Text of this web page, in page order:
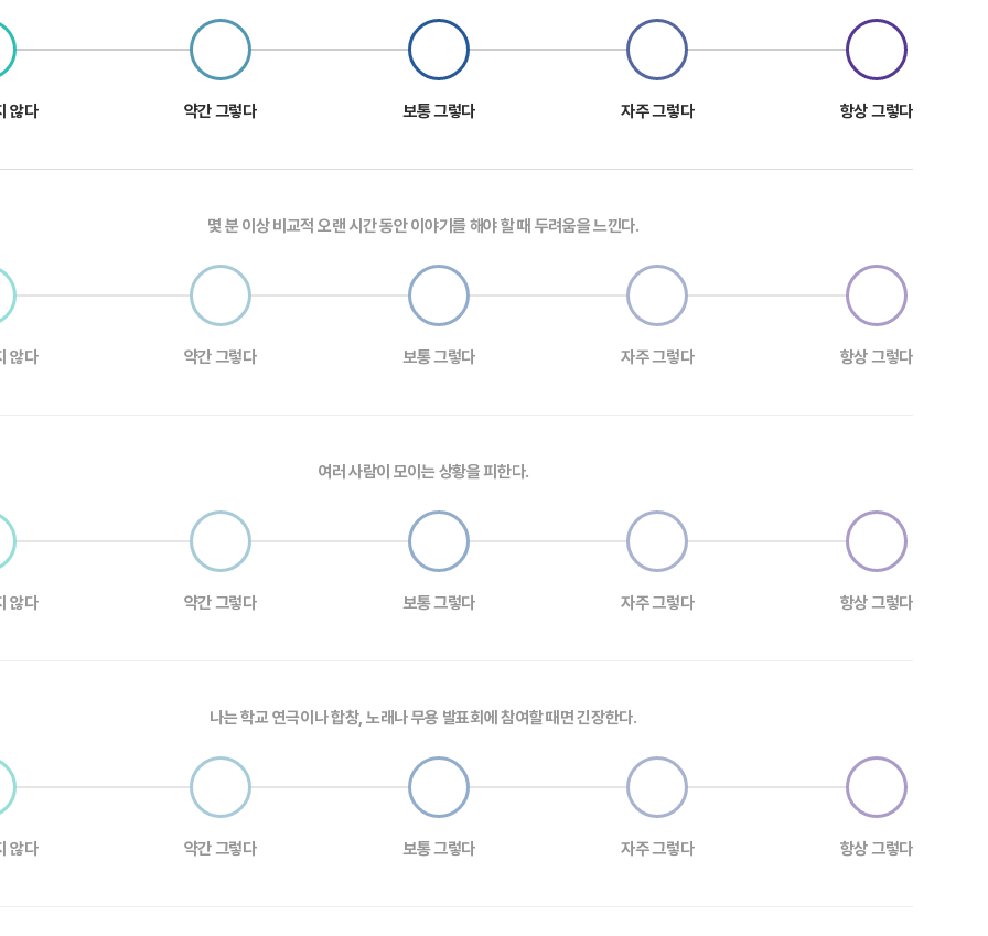
않다 약간 그렇다 보통 그렇다 자주 그렇다 항상 그렇다
몇 분 이상 비교적 오랜 시간 동안 이야기를 해야 할 때 두려움을 느낀다.
않다 약간 그렇다 보통 그렇다 자주 그렇다 항상 그렇다
여러 사람이 모이는 상황을 피한다.
않다 약간 그렇다 보통 그렇다 자주 그렇다 항상 그렇다
나는 학교 연극이나 합창, 노래나 무용 발표회에 참여할 때면 긴장한다.
않다 약간 그렇다 보통 그렇다 자주 그렇다 항상 그렇다